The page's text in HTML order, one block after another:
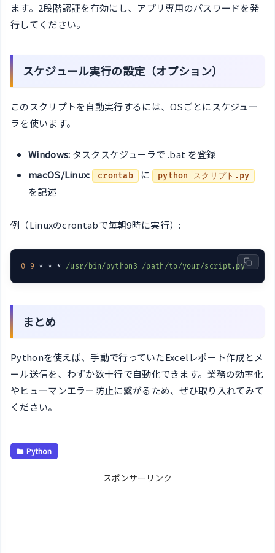
ます。2段階認証を有効にし、アプリ専用のパスワードを発
行してください。
スケジュール実行の設定（オプション）
このスクリプトを自動実行するには、OSごとにスケジュー
ラを使います。
Windows: タスクスケジューラで .bat を登録
macOS/Linux:
crontab に python スクリプト.py
を記述
例（Linuxのcrontabで毎朝9時に実行）:
0 9 * * * /usr/bin/python3 /path /to/your/script.py
まとめ
Pythonを使えば、手動で行っていたExcelレポート作成とメ
ール送信を、わずか数十行で自動化できます。業務の効率化
やヒューマンエラー防止に繋がるため、ぜひ取り入れてみて
ください。
Python
スポンサーリンク